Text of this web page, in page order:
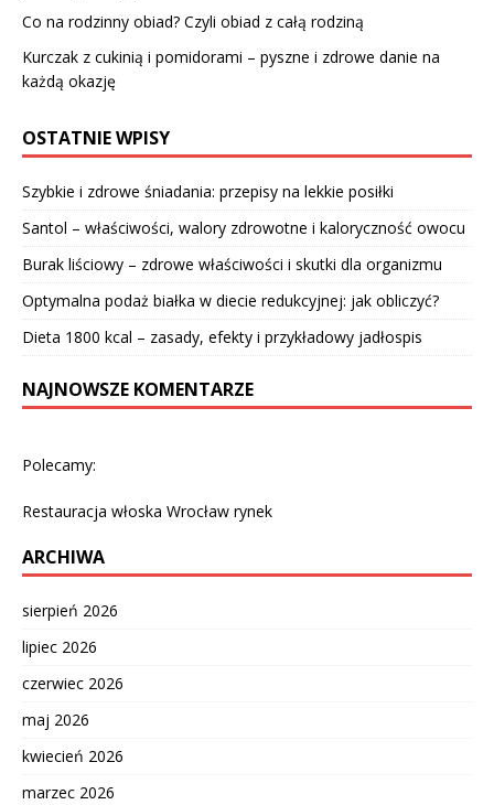
Co na rodzinny obiad? Czyli obiad z całą rodziną
Kurczak z cukinią i pomidorami – pyszne i zdrowe danie na
każdą okazję
OSTATNIE WPISY
Szybkie i zdrowe śniadania: przepisy na lekkie posiłki
Santol – właściwości, walory zdrowotne i kaloryczność owocu
Burak liściowy – zdrowe właściwości i skutki dla organizmu
Optymalna podaż białka w diecie redukcyjnej: jak obliczyć?
Dieta 1800 kcal – zasady, efekty i przykładowy jadłospis
NAJNOWSZE KOMENTARZE
Polecamy:
Restauracja włoska Wrocław rynek
ARCHIWA
sierpień 2026
lipiec 2026
czerwiec 2026
maj 2026
kwiecień 2026
marzec 2026